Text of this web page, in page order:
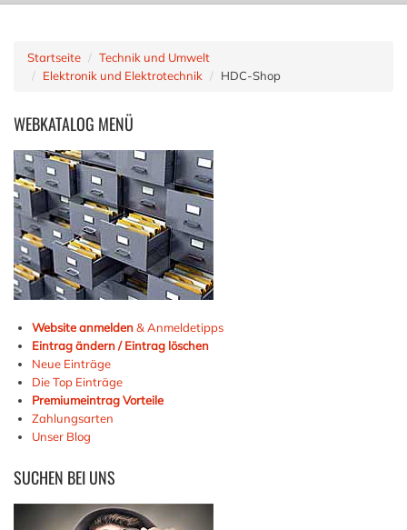
Startseite
Technik und Umwelt
Elektronik und Elektrotechnik
HDC-Shop
WEBKATALOG MENÜ
Website anmelden& Anmeldetipps
Eintrag ändern / Eintrag löschen
Neue Einträge
Die Top Einträge
Premiumeintrag Vorteile
Zahlungsarten
Unser Blog
SUCHEN BEI UNS